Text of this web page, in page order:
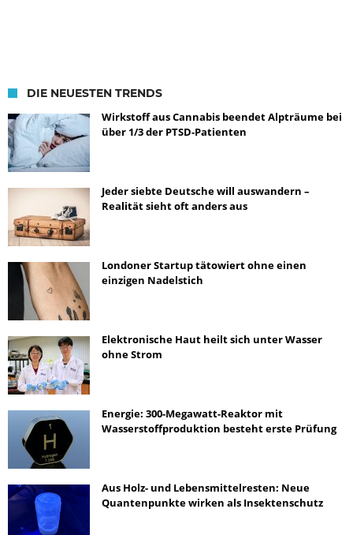
DIE NEUESTEN TRENDS
Wirkstoff aus Cannabis beendet Alpträume bei
über 1/3 der PTSD-Patienten
Jeder siebte Deutsche will auswandern –
Realität sieht oft anders aus
Londoner Startup tätowiert ohne einen
einzigen Nadelstich
Elektronische Haut heilt sich unter Wasser
ohne Strom
Energie: 300-Megawatt-Reaktor mit
Wasserstoffproduktion besteht erste Prüfung
Aus Holz- und Lebensmittelresten: Neue
Quantenpunkte wirken als Insektenschutz